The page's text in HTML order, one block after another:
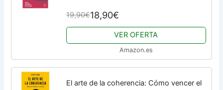
19,90€18,90€
VER OFERTA
Amazon.es
El arte de la coherencia: Cómo vencer el